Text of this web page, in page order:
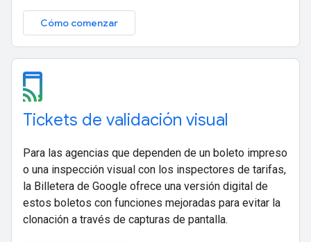
Cómo comenzar
Tickets de validación visual
Para las agencias que dependen de un boleto impreso
o una inspección visual con los inspectores de tarifas,
la Billetera de Google ofrece una versión digital de
estos boletos con funciones mejoradas para evitar la
clonación a través de capturas de pantalla.